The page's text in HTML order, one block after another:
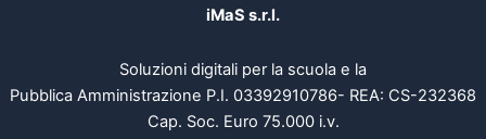
iMaS s.r.l.
Soluzioni digitali per la scuola e la
Pubblica Amministrazione P.I. 03392910786- REA: CS-232368
Cap. Soc. Euro 75.000 i.v.